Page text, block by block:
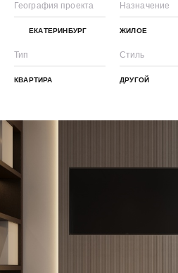
География проекта
ЕКАТЕРИНБУРГ
Назначение
ЖИЛОЕ
Тип
КВАРТИРА
Стиль
ДРУГОЙ